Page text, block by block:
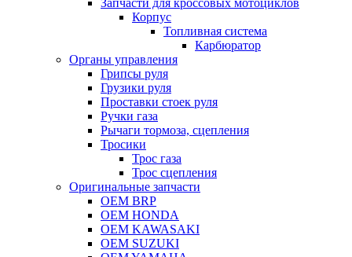
Запчасти для кроссовых мотоциклов
Корпус
Топливная система
Карбюратор
Органы управления
Грипсы руля
Грузики руля
Проставки стоек руля
Ручки газа
Рычаги тормоза, сцепления
Тросики
Трос газа
Трос сцепления
Оригинальные запчасти
OEM BRP
OEM HONDA
OEM KAWASAKI
OEM SUZUKI